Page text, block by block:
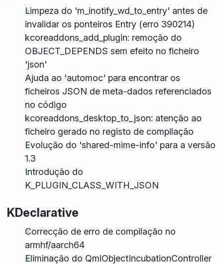
Limpeza do 'm_inotify_wd_to_entry' antes de
invalidar os ponteiros Entry (erro 390214)
kcoreaddons_add_plugin: remoção do
OBJECT_DEPENDS sem efeito no ficheiro
'json'
Ajuda ao 'automoc' para encontrar os
ficheiros JSON de meta-dados referenciados
no código
kcoreaddons_desktop_to_json: atenção ao
ficheiro gerado no registo de compilação
Evolução do 'shared-mime-info' para a versão
1.3
Introdução do
K_PLUGIN_CLASS_WITH_JSON
KDeclarative
Correcção de erro de compilação no
armhf/aarch64
Eliminação do QmlObjectIncubationController